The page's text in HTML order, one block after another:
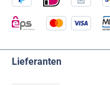
Lieferanten